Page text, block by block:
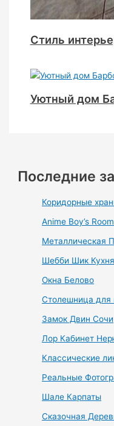
Стиль
Уютный дом
Последние
Коридорные
Anime Boy’s
Металлическая
Шебби Шик Кухня
Окна Белово
Столешница для
Замок Двин Сочи
Лор Кабинет
Классические
Реальные
Шале Карпаты
Сказочная